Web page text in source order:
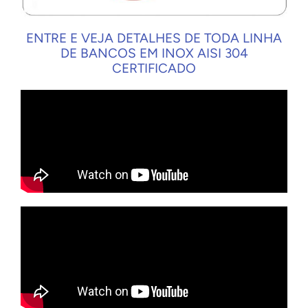
ENTRE E VEJA DETALHES DE TODA LINHA
DE BANCOS EM INOX AISI 304
CERTIFICADO